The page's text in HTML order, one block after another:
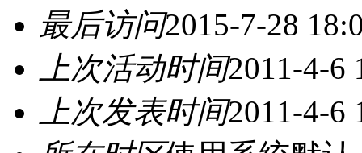
最后访问2015-7-28
上次活动时间2011-4-6
上次发表时间2011-4-6